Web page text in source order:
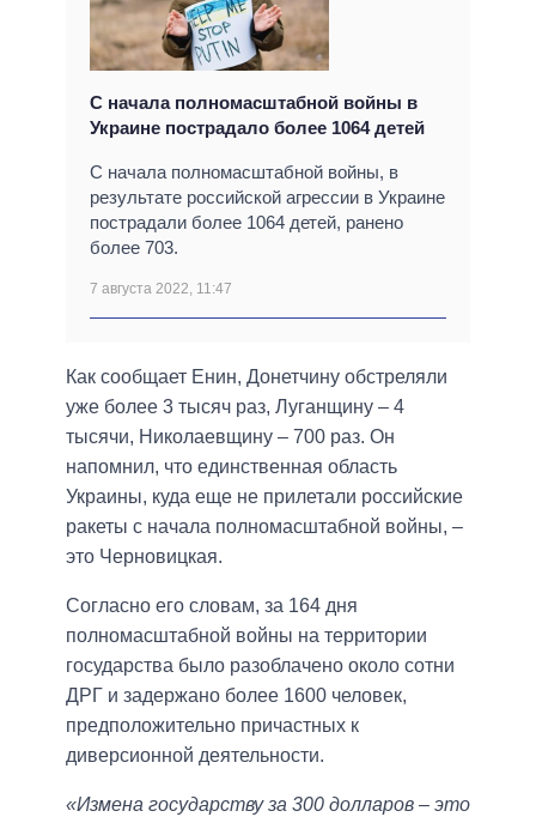
С начала полномасштабной войны в
Украине пострадало более 1064 детей
С начала полномасштабной войны, в
результате российской агрессии в Украине
пострадали более 1064 детей, ранено
более 703.
7 августа 2022, 11:47
Как сообщает Енин, Донетчину обстреляли
уже более 3 тысяч раз, Луганщину – 4
тысячи, Николаевщину – 700 раз. Он
напомнил, что единственная область
Украины, куда еще не прилетали российские
ракеты с начала полномасштабной войны, –
это Черновицкая.
Согласно его словам, за 164 дня
полномасштабной войны на территории
государства было разоблачено около сотни
ДРГ и задержано более 1600 человек,
предположительно причастных к
диверсионной деятельности.
«Измена государству за 300 долларов – это